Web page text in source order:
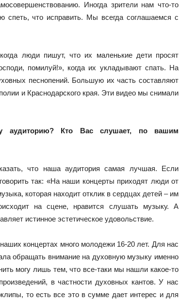
Иногда зрители нам что-то
спеть, что исправить. Мы всегда соглашаемся с
люди пишут, что их маленькие дети просят
помилуй!», когда их укладывают спать. На
песнопений. Большую их часть составляют
и Краснодарского края. Эти видео мы снимали
Кто Вас слушает, по вашим
что наша аудитория самая лучшая. Если
так: «На наши концерты приходят люди от
которая находит отклик в сердцах детей – им
на сцене, нравится слушать музыку. А
истинное эстетическое удовольствие.
концертах много молодежи 16-20 лет. Для нас
обращать внимание на духовную музыку именно
могу лишь тем, что все-таки мы нашли какое-то
в частности духовных кантов. У нас
то есть все это в сумме дает интерес и для